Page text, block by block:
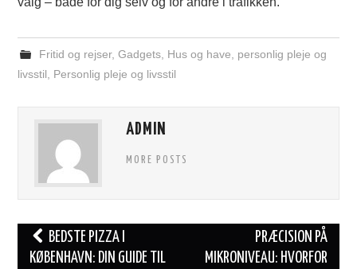
Fritid og rejser, Gadgets, Hus og have
personlig pleje og
livsstil
Personlig pleje og livsstil
ADMIN
MORE POSTS
Post
navigation
BEDSTE PIZZA I
KØBENHAVN: DIN GUIDE TIL
PRÆCISION PÅ
MIKRONIVEAU: HVORFOR